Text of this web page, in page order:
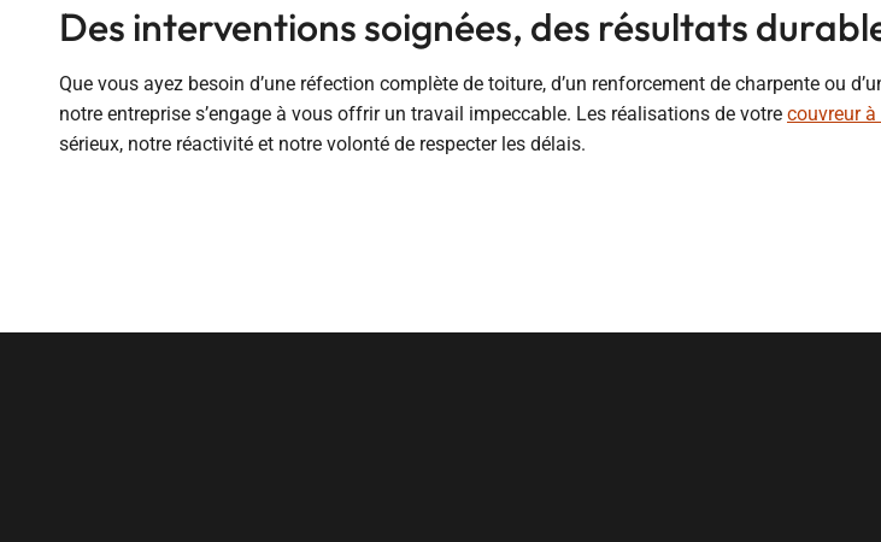
Des interventions soignées, des résultats
Que vous ayez besoin d’une réfection complète de toiture, d’un renforcement de charpente ou
notre entreprise s’engage à vous offrir un travail impeccable. Les réalisations de votre couvreur à
sérieux, notre réactivité et notre volonté de respecter les délais.